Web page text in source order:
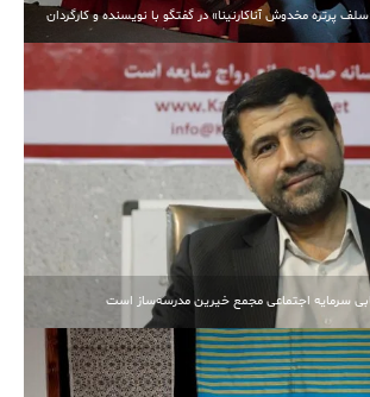
پرتره مخدوش آناکارنینا» در گفتگو با نویسنده و کارگردان
سرمایه اجتماعی مجمع خیرین مدرسه‌ساز است